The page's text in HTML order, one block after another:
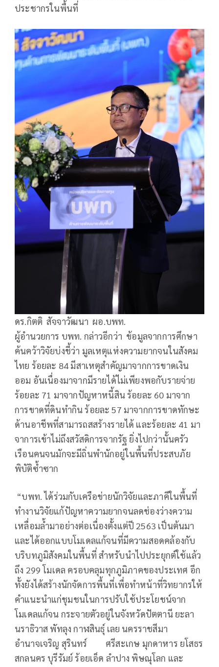
ประชากรในพื้นที่
ดร.กิตติ สัจจาวัฒนา ผอ.บพท.
ผู้อำนวยการ บพท. กล่าวอีกว่า ข้อมูลจากการศึกษา
ค้นคว้าวิจัยบ่งชี้ว่า มูลเหตุแห่งความยากจนในสังคม
ไทย ร้อยละ 84 มีสาเหตุสำคัญมาจากการขาดเงิน
ออม อันเนื่องมาจากมีรายได้ไม่เพียงพอกับรายจ่าย
ร้อยละ 71 มาจากปัญหาหนี้สิน ร้อยละ 60 มาจาก
การขาดที่ดินทำกิน ร้อยละ 57 มาจากการขาดทักษะ
ด้านอาชีพที่สามารถสสร้างรายได้ และร้อยละ 41 มา
จาการเข้าไม่ถึงสวัสดิการจากรัฐ ยิ่งไปกว่านั้นครัว
เรือนคนจนมักจะมีถิ่นพำนักอยู่ในพื้นที่ประสบภัย
พิบัติซ้ำซาก
“บพท. ได้ร่วมกับเครือข่ายนักวิจัยและภาคีในพื้นที่
ทำงานวิจัยแก้ปัญหาความยากจนลดช่องว่างความ
เหลื่อมล้ำมาอย่างต่อเนื่องตั้งแต่ปี 2563 เป็นต้นมา
และได้ออกแบบโมเดลแก้จนที่มีความสอดคล้องกับ
บริบทภูมิสังคมในพื้นที่ สำหรับนำไปประยุกต์ใช้แล้ว
ถึง 299 โมเดล ครอบคลุมทุกภูมิภาคของประเทศ อีก
ทั้งยังได้สร้างนักจัดการพื้นที่เพื่อทำหน้าที่วิทยากรให้
คำแนะนำแก่ชุมชนในการปรับใช้ประโยชน์จาก
โมเดลแก้จน กระจายตัวอยู่ในจังหวัดปัตตานี ยะลา
นราธิวาส พัทลุง กาฬสินธุ์ เลย นครราชสีมา
อำนาจเจริญ สุรินทร์ ศรีสะเกษ มุกดาหาร ยโสธร
สกลนคร บุรีรัมย์ ร้อยเอ็ด ลำปาง พิษณุโลก และ